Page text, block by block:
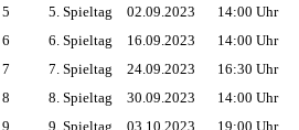
5
5. Spieltag 02.09.2023 14:00 Uhr
6
6. Spieltag 16.09.2023 14:00 Uhr
7
7. Spieltag 24.09.2023 16:30 Uhr
8
8. Spieltag 30.09.2023 14:00 Uhr
9
9. Spieltag 03.10.2023 19:00 Uhr